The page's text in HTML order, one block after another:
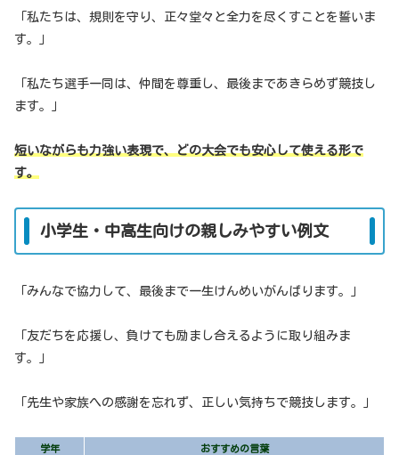
「私たちは、規則を守り、正々堂々と全力を尽くすことを誓いま
す。」
「私たち選手一同は、仲間を尊重し、最後まであきらめず競技し
ます。」
短いながらも力強い表現で、どの大会でも安心して使える形で
す。
小学生・中高生向けの親しみやすい例文
「みんなで協力して、最後まで一生けんめいがんばります。」
「友だちを応援し、負けても励まし合えるように取り組みま
す。」
「先生や家族への感謝を忘れず、正しい気持ちで競技します。」
学年 おすすめの言葉